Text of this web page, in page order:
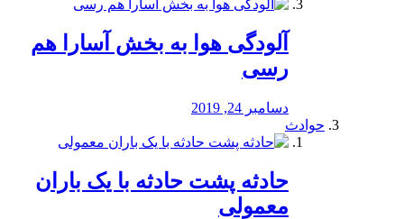
آلودگی هوا به بخش آسارا هم
رسی
دسامبر 24, 2019
حوادث
️حادثه پشت حادثه با یک باران
معمولی